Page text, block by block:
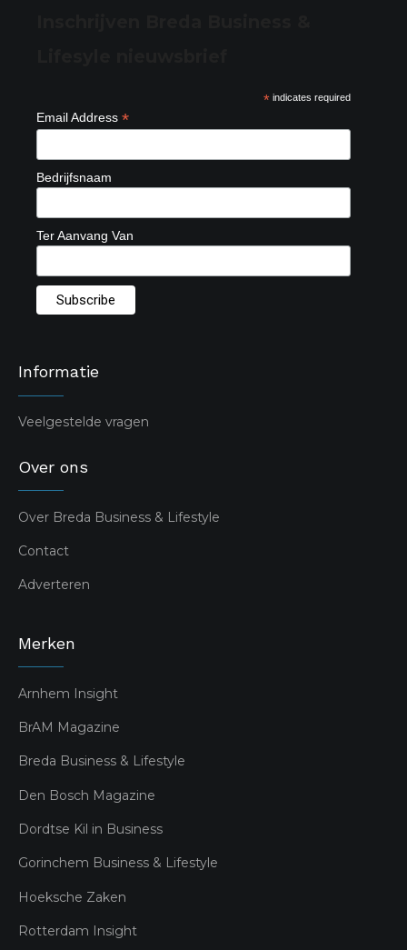
*indicates required
Email Address *
Bedrijfsnaam
Ter Aanvang Van
Informatie
Veelgestelde vragen
Over ons
Over Breda Business & Lifestyle
Contact
Adverteren
Merken
Arnhem Insight
BrAM Magazine
Breda Business & Lifestyle
Den Bosch Magazine
Dordtse Kil in Business
Gorinchem Business & Lifestyle
Hoeksche Zaken
Rotterdam Insight